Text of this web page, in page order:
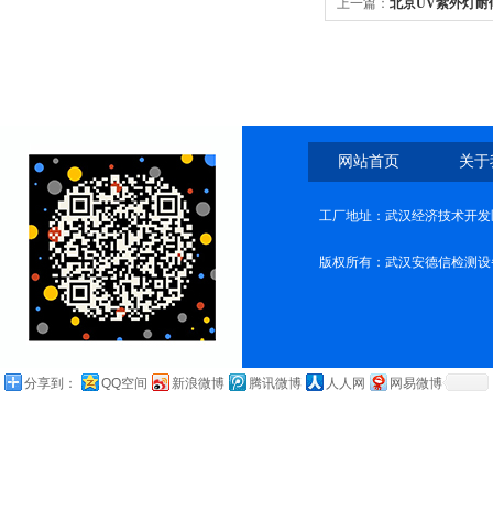
上一篇： 北京UV紫外灯耐
网站首页 关
工厂地址：武汉经济技术开
版权所有：武汉安德信检测
分享到： QQ空间 新浪微博 腾讯微博 人人网 网易微博